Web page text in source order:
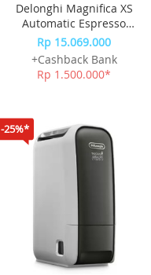
Delonghi Magnifica XS
Automatic Espresso
Machine Cappuccino Maker
ECAM22.110.SB
Rp 15.069.000
+Cashback Bank
Rp 1.500.000*
-25%*